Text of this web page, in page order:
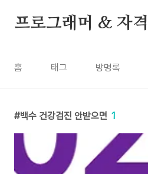
프로그래머 & 자
홈 태그 방명록
백수 건강검진 안받으면 1